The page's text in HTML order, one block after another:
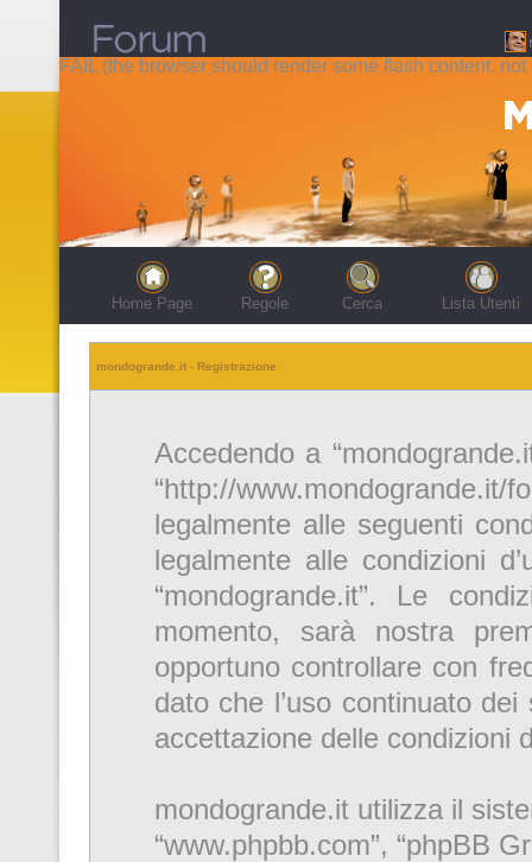
FAIL (the browser should render some flash content, not
Home Page Regole Cerca Lista Utenti
mondogrande.it - Registrazione
Accedendo a
“http://
legalmente alle seguenti
legalmente alle condizioni
“mondogrande.it”. Le
momento, sarà nostra
opportuno controllare con
dato che l’uso continuato
accettazione delle condizioni
mondogrande.it utilizza il
“www.phpbb.com”, “phpBB